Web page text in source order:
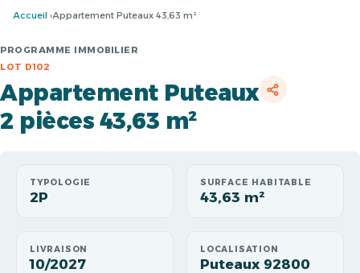
Accueil Appartement Puteaux 43,63 m²
PROGRAMME IMMOBILIER
LOT D102
Appartement Puteaux
2 pièces 43,63 m²
TYPOLOGIE
2P
SURFACE HABITABLE
43,63 m²
LIVRAISON
10/2027
LOCALISATION
Puteaux 92800